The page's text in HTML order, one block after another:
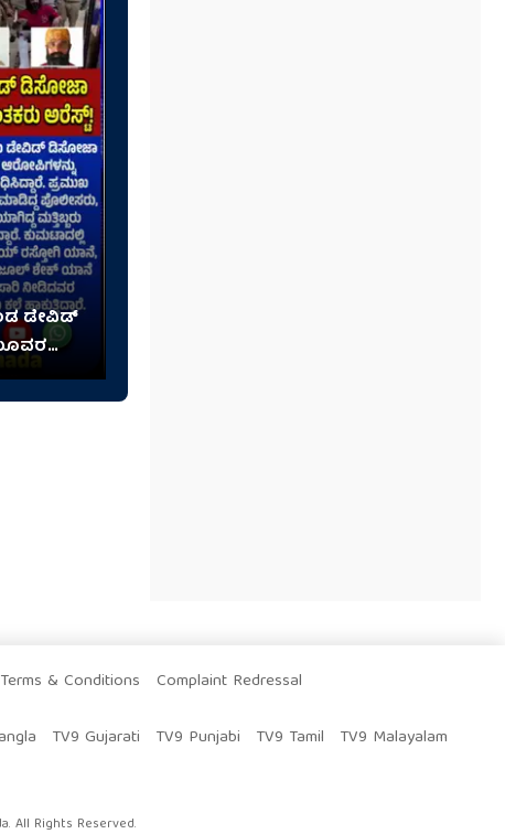
ಡೇವಿಡ್
Terms & Conditions
Complaint Redressal
TV9 Gujarati TV9 Punjabi TV9 Tamil
TV9 Malayalam
All Rights Reserved.